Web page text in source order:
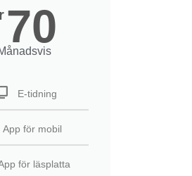
70
E-tidning
App för mobil
för läsplatta